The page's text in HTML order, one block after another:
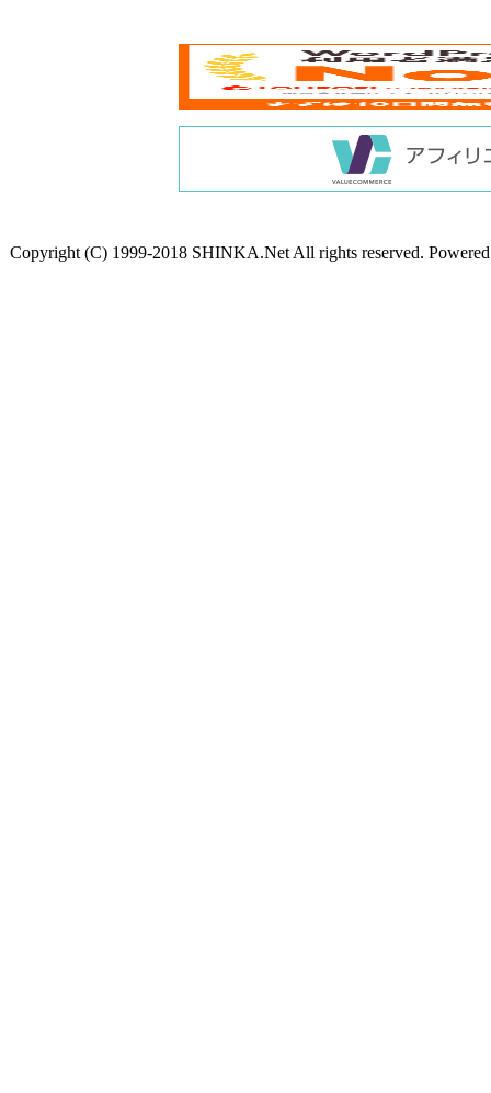
Copyright (C) 1999-2018 SHINKA.Net All rights reserved.